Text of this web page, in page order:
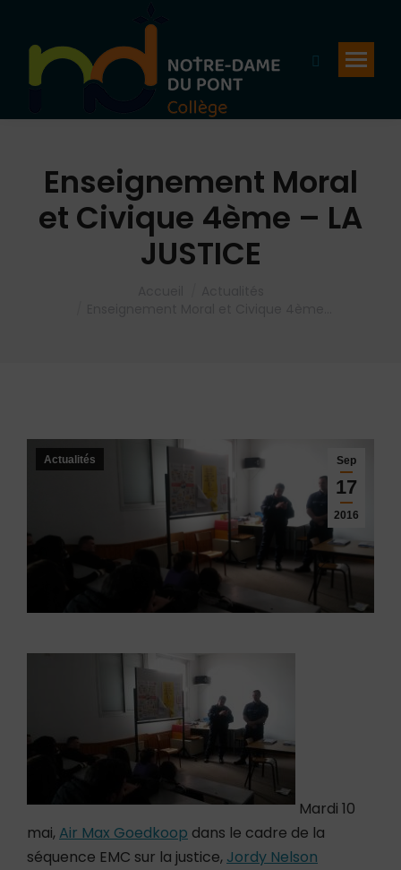
Recherche
Enseignement Moral
et Civique 4ème – LA
JUSTICE
Sep
17
2016
Actualités
Mardi 10
mai, Air Max Goedkoop dans le cadre de la
séquence EMC sur la justice, Jordy Nelson